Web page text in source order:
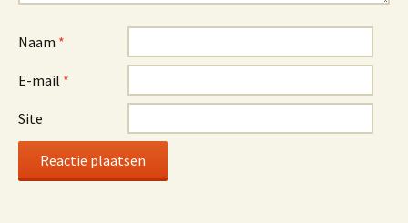
Naam *
E-mail *
Site